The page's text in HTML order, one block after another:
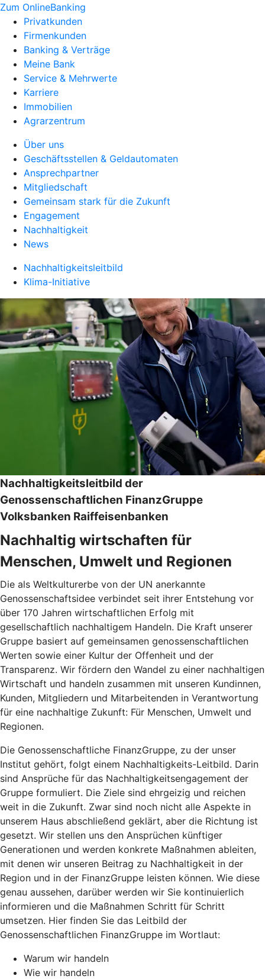
Zum OnlineBanking
Privatkunden
Firmenkunden
Banking & Verträge
Meine Bank
Service & Mehrwerte
Karriere
Immobilien
Agrarzentrum
Über uns
Geschäftsstellen & Geldautomaten
Ansprechpartner
Mitgliedschaft
Gemeinsam stark für die Zukunft
Engagement
Nachhaltigkeit
News
Nachhaltigkeitsleitbild
Klima-Initiative
Nachhaltigkeitsleitbild der
Genossenschaftlichen FinanzGruppe
Volksbanken Raiffeisenbanken
Nachhaltig wirtschaften für
Menschen, Umwelt und Regionen
Die als Weltkulturerbe von der UN anerkannte
Genossenschaftsidee verbindet seit ihrer Entstehung vor
über 170 Jahren wirtschaftlichen Erfolg mit
gesellschaftlich nachhaltigem Handeln. Die Kraft unserer
Gruppe basiert auf gemeinsamen genossenschaftlichen
Werten sowie einer Kultur der Offenheit und der
Transparenz. Wir fördern den Wandel zu einer nachhaltigen
Wirtschaft und handeln zusammen mit unseren Kundinnen,
Kunden, Mitgliedern und Mitarbeitenden in Verantwortung
für eine nachhaltige Zukunft: Für Menschen, Umwelt und
Regionen.
Die Genossenschaftliche FinanzGruppe, zu der unser
Institut gehört, folgt einem Nachhaltigkeits-Leitbild. Darin
sind Ansprüche für das Nachhaltigkeitsengagement der
Gruppe formuliert. Die Ziele sind ehrgeizig und reichen
weit in die Zukunft. Zwar sind noch nicht alle Aspekte in
unserem Haus abschließend geklärt, aber die Richtung ist
gesetzt. Wir stellen uns den Ansprüchen künftiger
Generationen und werden konkrete Maßnahmen ableiten,
mit denen wir unseren Beitrag zu Nachhaltigkeit in der
Region und in der FinanzGruppe leisten können. Wie diese
genau aussehen, darüber werden wir Sie kontinuierlich
informieren und die Maßnahmen Schritt für Schritt
umsetzen. Hier finden Sie das Leitbild der
Genossenschaftlichen FinanzGruppe im Wortlaut:
Warum wir handeln
Wie wir handeln